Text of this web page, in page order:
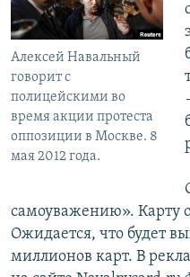
Алексей Навальный
говорит с
полицейскими во
время акции протеста
оппозиции в Москве. 8
мая 2012 года.
самоуважению». Карту
Ожидается, что будет
миллионов карт. В